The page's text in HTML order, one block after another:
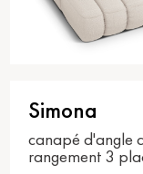
Simona
canapé d'angle
rangement 3